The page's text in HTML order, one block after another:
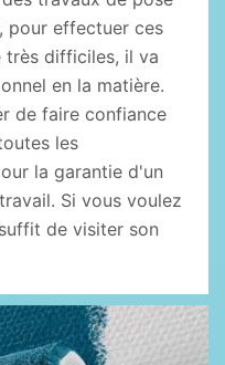
pour effectuer ces
très difficiles, il va
en la matière.
de faire confiance
les
la garantie d'un
Si vous voulez
de visiter son